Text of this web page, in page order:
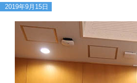
2019年9月15日